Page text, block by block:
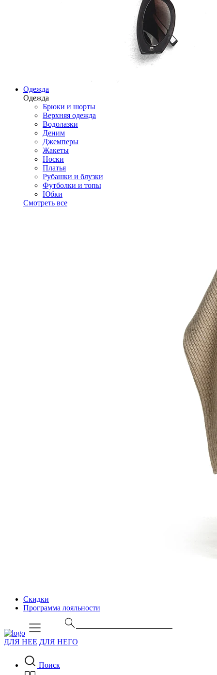
Одежда
Одежда
Брюки и шорты
Верхняя одежда
Водолазки
Деним
Джемперы
Жакеты
Носки
Платья
Рубашки и блузки
Футболки и топы
Юбки
Смотреть все
Скидки
Программа лояльности
ДЛЯ НЕЕ ДЛЯ НЕГО
Поиск